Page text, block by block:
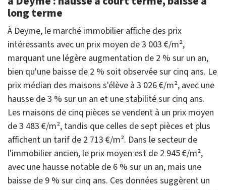
long terme
À Deyme, le marché immobilier affiche des prix
intéressants avec un prix moyen de 3 003 €/m²,
marquant une légère augmentation de 2 % sur un an,
bien qu'une baisse de 2 % soit observée sur cinq ans. Le
prix médian des maisons s'élève à 3 026 €/m², avec une
hausse de 3 % sur un an et une stabilité sur cinq ans.
Les maisons de cinq pièces se vendent à un prix moyen
de 3 483 €/m², tandis que celles de sept pièces et plus
affichent un tarif de 2 713 €/m². Dans le secteur de
l'immobilier ancien, le prix moyen est de 2 945 €/m²,
avec une hausse notable de 6 % sur un an, mais une
baisse de 9 % sur cinq ans. Ces données suggèrent un